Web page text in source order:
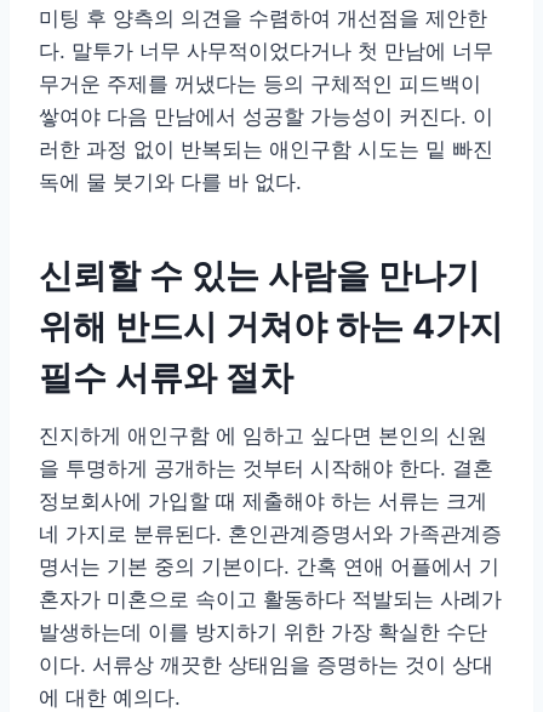
미팅 후 양측의 의견을 수렴하여 개선점을 제안한
다. 말투가 너무 사무적이었다거나 첫 만남에 너무
무거운 주제를 꺼냈다는 등의 구체적인 피드백이
쌓여야 다음 만남에서 성공할 가능성이 커진다. 이
러한 과정 없이 반복되는 애인구함 시도는 밑 빠진
독에 물 붓기와 다를 바 없다.
신뢰할 수 있는 사람을 만나기
위해 반드시 거쳐야 하는 4가지
필수 서류와 절차
진지하게 애인구함 에 임하고 싶다면 본인의 신원
을 투명하게 공개하는 것부터 시작해야 한다. 결혼
정보회사에 가입할 때 제출해야 하는 서류는 크게
네 가지로 분류된다. 혼인관계증명서와 가족관계증
명서는 기본 중의 기본이다. 간혹 연애 어플에서 기
혼자가 미혼으로 속이고 활동하다 적발되는 사례가
발생하는데 이를 방지하기 위한 가장 확실한 수단
이다. 서류상 깨끗한 상태임을 증명하는 것이 상대
에 대한 예의다.